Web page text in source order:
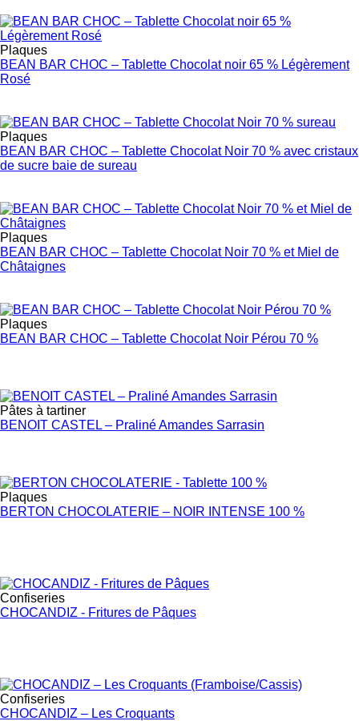
Plaques
BEAN BAR CHOC – Tablette Chocolat noir 65 % Légèrement
Rosé
Plaques
BEAN BAR CHOC – Tablette Chocolat Noir 70 % avec cristaux
de sucre baie de sureau
Plaques
BEAN BAR CHOC – Tablette Chocolat Noir 70 % et Miel de
Châtaignes
Plaques
BEAN BAR CHOC – Tablette Chocolat Noir Pérou 70 %
Pâtes à tartiner
BENOIT CASTEL – Praliné Amandes Sarrasin
Plaques
BERTON CHOCOLATERIE – NOIR INTENSE 100 %
Confiseries
CHOCANDIZ - Fritures de Pâques
Confiseries
CHOCANDIZ – Les Croquants